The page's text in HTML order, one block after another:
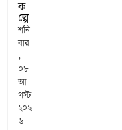
ক
ল্পে
শনি
বার
,
০৮
আ
গস্ট
২০২
৬